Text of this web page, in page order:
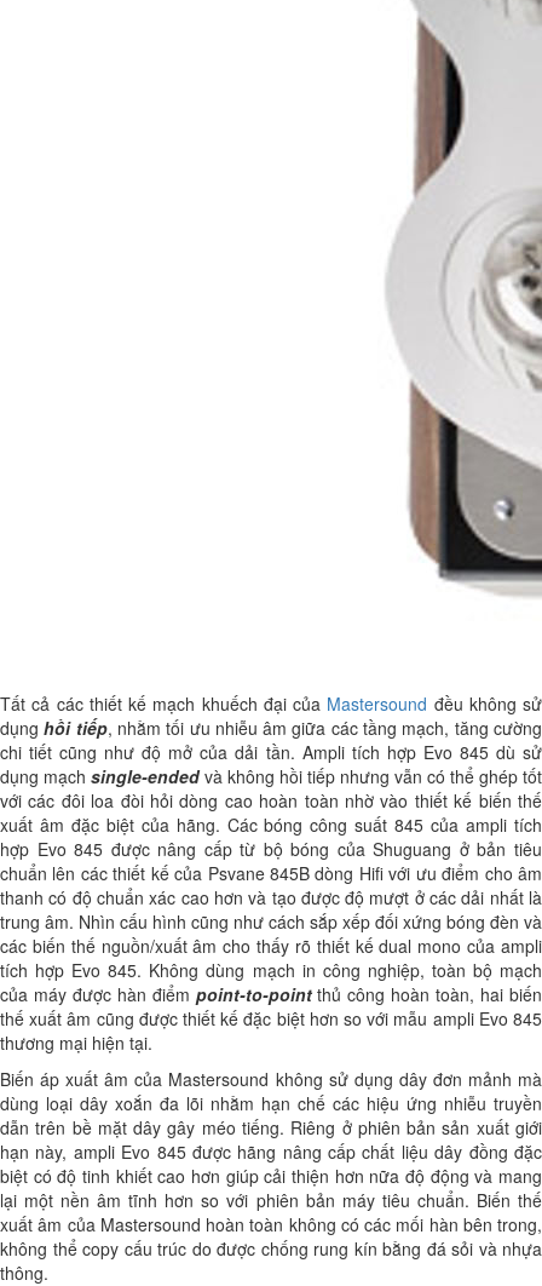
Tất cả các thiết kế mạch khuếch đại của Mastersound đều không sử
dụnghồi tiếp, nhằm tối ưu nhiễu âm giữa các tầng mạch, tăng cường
chi tiết cũng như độ mở của dải tần. Ampli tích hợp Evo 845 dù sử
dụng mạch single-endedvà không hồi tiếp nhưng vẫn có thể ghép tốt
với các đôi loa đòi hỏi dòng cao hoàn toàn nhờ vào thiết kế biến thế
xuất âm đặc biệt của hãng. Các bóng công suất 845 của ampli tích
hợp Evo 845 được nâng cấp từ bộ bóng của Shuguang ở bản tiêu
chuẩn lên các thiết kế của Psvane 845B dòng Hifi với ưu điểm cho âm
thanh có độ chuẩn xác cao hơn và tạo được độ mượt ở các dải nhất là
trung âm. Nhìn cấu hình cũng như cách sắp xếp đối xứng bóng đèn và
các biến thế nguồn/xuất âm cho thấy rõ thiết kế dual mono của ampli
tích hợp Evo 845. Không dùng mạch in công nghiệp, toàn bộ mạch
của máy được hàn điểm point-to-pointthủ công hoàn toàn, hai biến
thế xuất âm cũng được thiết kế đặc biệt hơn so với mẫu ampli Evo 845
thương mại hiện tại.
Biến áp xuất âm của Mastersound không sử dụng dây đơn mảnh mà
dùng loại dây xoắn đa lõi nhằm hạn chế các hiệu ứng nhiễu truyền
dẫn trên bề mặt dây gây méo tiếng. Riêng ở phiên bản sản xuất giới
hạn này, ampli Evo 845 được hãng nâng cấp chất liệu dây đồng đặc
biệt có độ tinh khiết cao hơn giúp cải thiện hơn nữa độ động và mang
lại một nền âm tĩnh hơn so với phiên bản máy tiêu chuẩn. Biến thế
xuất âm của Mastersound hoàn toàn không có các mối hàn bên trong,
không thể copy cấu trúc do được chống rung kín bằng đá sỏi và nhựa
thông.